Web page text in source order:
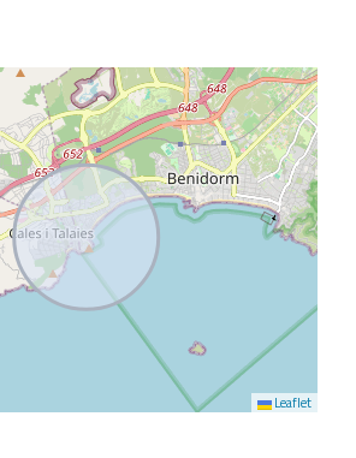
Leaflet